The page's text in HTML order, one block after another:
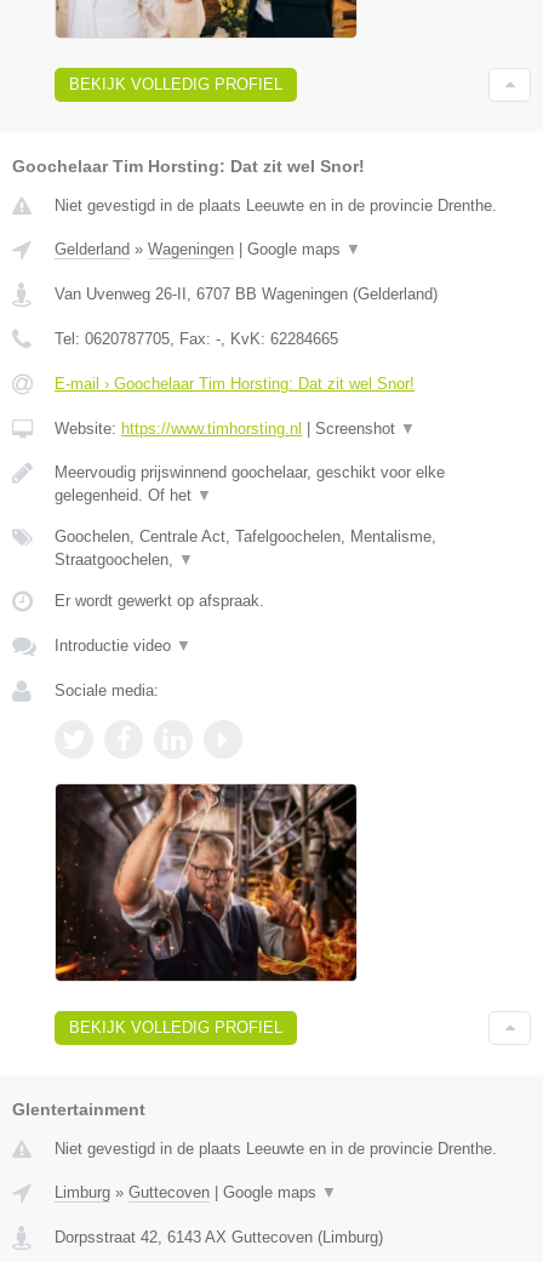
BEKIJK VOLLEDIG PROFIEL
Goochelaar Tim Horsting: Dat zit wel Snor!
Niet gevestigd in de plaats Leeuwte en in de provincie Drenthe.
Gelderland » Wageningen Google maps ▼
Van Uvenweg 26-II 6707 BB Wageningen (Gelderland)
Tel: 0620787705 , Fax: - , KvK: 62284665
E-mail › Goochelaar Tim Horsting: Dat zit wel Snor!
Website: https://www.timhorsting.nl Screenshot ▼
Meervoudig prijswinnend goochelaar, geschikt voor elke
gelegenheid. Of het ▼
Goochelen, Centrale Act, Tafelgoochelen, Mentalisme,
Straatgoochelen,
▼
Er wordt gewerkt op afspraak.
Introductie video ▼
Sociale media:
BEKIJK VOLLEDIG PROFIEL
Glentertainment
Niet gevestigd in de plaats Leeuwte en in de provincie Drenthe.
Limburg » Guttecoven | Google maps ▼
Dorpsstraat 42 6143 AX Guttecoven (Limburg)